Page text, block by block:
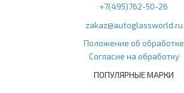
+7(495)762-50-26
zakaz@autoglassworld.ru
Положение об обработке
Согласие на обработку
ПОПУЛЯРНЫЕ МАРКИ